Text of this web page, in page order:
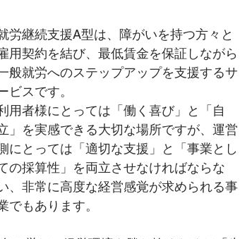
労継続支援A型は、障がいを持つ方々と
用契約を結び、最低賃金を保証しながら
般就労へのステップアップを支援するサ
ビスです。
用者様にとっては「働く喜び」と「自
」を実感できる大切な場所ですが、運営
にとっては「適切な支援」と「事業とし
の採算性」を両立させなければならな
、非常に高度な経営感覚が求められる事
でもあります。